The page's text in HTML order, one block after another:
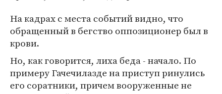
На кадрах с места событий видно, что
обращенный в бегство оппозиционер был в
крови.
Но, как говорится, лиха беда - начало. По
примеру Гачечилазде на приступ ринулись
его соратники, причем вооруженные не